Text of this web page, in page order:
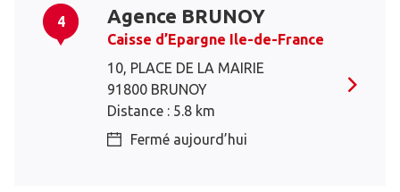
4 Agence BRUNOY
Caisse d’Epargne Ile-de-France
10, PLACE DE LA MAIRIE
91800 BRUNOY
Distance : 5.8 km
Fermé aujourd’hui